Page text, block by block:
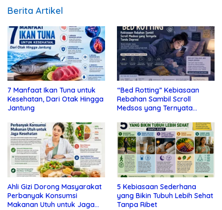
Berita Artikel
7 Manfaat Ikan Tuna untuk
Kesehatan, Dari Otak Hingga
Jantung
“Bed Rotting” Kebiasaan
Rebahan Sambil Scroll
Medsos yang Ternyata
Ahli Gizi Dorong Masyarakat
Perbanyak Konsumsi
Makanan Utuh untuk Jaga
5 Kebiasaan Sederhana
yang Bikin Tubuh Lebih Sehat
Tanpa Ribet